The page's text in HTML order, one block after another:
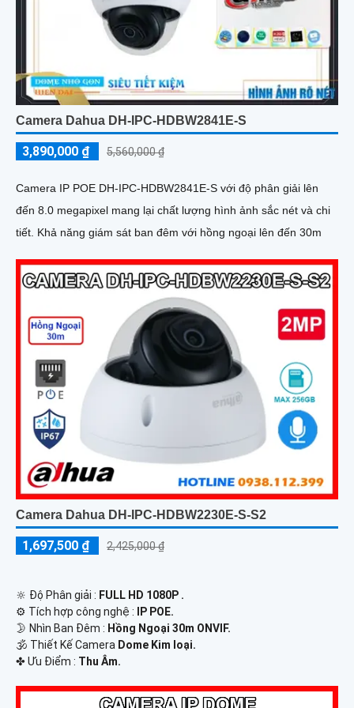
Camera Dahua DH-IPC-HDBW2841E-S
3,890,000 ₫ 5,560,000 ₫
Camera IP POE DH-IPC-HDBW2841E-S với độ phân giải lên
đến 8.0 megapixel mang lại chất lượng hình ảnh sắc nét và chi
tiết. Khả năng giám sát ban đêm với hồng ngoại lên đến 30m
Camera Dahua DH-IPC-HDBW2230E-S-S2
1,697,500 ₫ 2,425,000 ₫
🔆 Độ Phân giải : FULL HD 1080P .
⚙ Tích hợp công nghệ :
IP POE.
🌛 Nhìn Ban Đêm : Hồng Ngoại 30m ONVIF.
🕉️ Thiết Kế Camera Dome Kim loại.
️✤ Ưu Điểm : Thu Âm.